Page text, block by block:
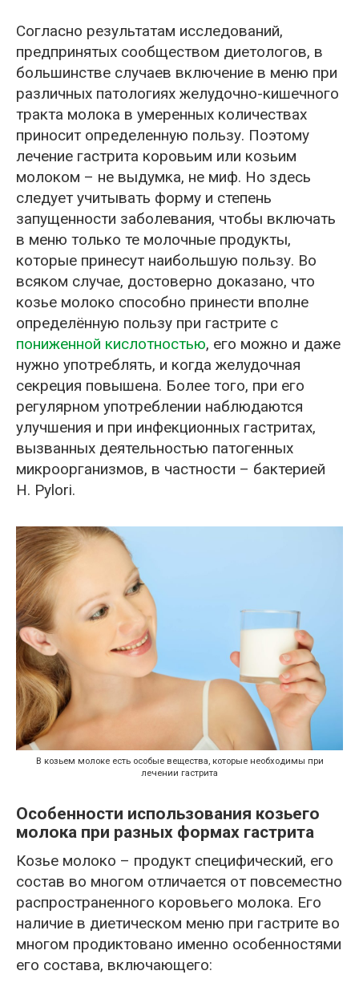
Согласно результатам исследований,
предпринятых сообществом диетологов, в
большинстве случаев включение в меню при
различных патологиях желудочно-кишечного
тракта молока в умеренных количествах
приносит определенную пользу. Поэтому
лечение гастрита коровьим или козьим
молоком – не выдумка, не миф. Но здесь
следует учитывать форму и степень
запущенности заболевания, чтобы включать
в меню только те молочные продукты,
которые принесут наибольшую пользу. Во
всяком случае, достоверно доказано, что
козье молоко способно принести вполне
определённую пользу при гастрите с
пониженной кислотностью, его можно и даже
нужно употреблять, и когда желудочная
секреция повышена. Более того, при его
регулярном употреблении наблюдаются
улучшения и при инфекционных гастритах,
вызванных деятельностью патогенных
микроорганизмов, в частности – бактерией
H. Pylori.
В козьем молоке есть особые вещества, которые необходимы при
лечении гастрита
Особенности использования козьего
молока при разных формах гастрита
Козье молоко – продукт специфический, его
состав во многом отличается от повсеместно
распространенного коровьего молока. Его
наличие в диетическом меню при гастрите во
многом продиктовано именно особенностями
его состава, включающего: